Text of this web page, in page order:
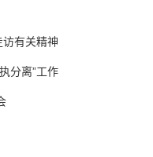
访有关精神
分离”工作